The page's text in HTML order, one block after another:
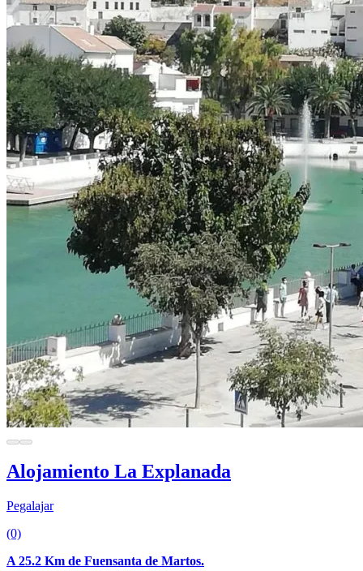
Alojamiento La Explanada
Pegalajar
(0)
A 25.2 Km de Fuensanta de Martos.